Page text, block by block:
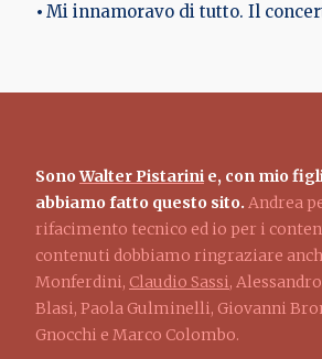
Mi innamoravo di tutto. Il
SonoWalter Pistarini e, con mio
abbiamo fatto questo sito. Andrea
rifacimento tecnico ed io per i
contenuti dobbiamo ringraziare
Monferdini, Claudio Sassi,
Blasi, Paola Gulminelli, Giovanni
Gnocchi e Marco Colombo.